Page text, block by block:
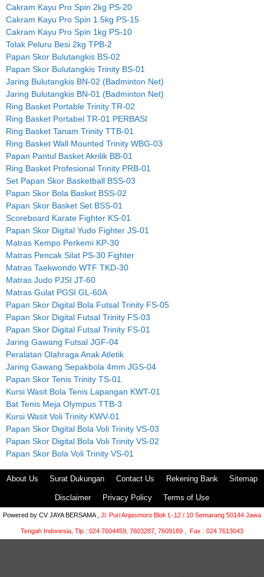
Cakram Kayu Pro Spin 2kg PS-20
Cakram Kayu Pro Spin 1.5kg PS-15
Cakram Kayu Pro Spin 1kg PS-10
Tolak Peluru Besi 2kg TPB-2
Papan Skor Bulutangkis BS-02
Papan Skor Bulutangkis Trinity BS-01
Jaring Bulutangkis BN-02 (Badminton Net)
Jaring Bulutangkis BN-01 (Badminton Net)
Ring Basket Portable Trinity TR-02
Ring Basket Portabel TR-01 PERBASI
Ring Basket Tanam Trinity TTB-01
Ring Basket Wall Mounted Trinity WBG-03
Papan Pantul Basket Akrilik BB-01
Ring Basket Profesional Trinity PRB-01
Set Papan Skor Basketball BSS-03
Papan Skor Bola Basket BSS-02
Papan Skor Basket Set BSS-01
Scoreboard Karate Fighter KS-01
Papan Skor Digital Yudo Fighter JS-01
Matras Kempo Perkemi KP-30
Matras Pencak Silat PS-30 Fighter
Matras Taekwondo WTF TKD-30
Matras Judo PJSI JT-60
Matras Gulat PGSI GL-60A
Papan Skor Digital Bola Futsal Trinity FS-05
Papan Skor Digital Futsal Trinity FS-03
Papan Skor Digital Futsal Trinity FS-01
Jaring Gawang Futsal JGF-04
Peralatan Olahraga Anak Atletik
Jaring Gawang Sepakbola 4mm JGS-04
Papan Skor Tenis Trinity TS-01
Kursi Wasit Bola Tenis Lapangan KWT-01
Bat Tenis Meja Olympus TTB-3
Kursi Wasit Voli Trinity KWV-01
Papan Skor Digital Bola Voli Trinity VS-03
Papan Skor Digital Bola Voli Trinity VS-02
Papan Skor Bola Voli Trinity VS-01
About Us Surat Dukungan Contact Us Rekening Bank Sitemap
Disclaimer Privacy Policy Terms of Use
Powered by CV JAYA BERSAMA , Jl. Puri Anjasmoro Blok L-12 / 10 Semarang 50144 Jawa
Tengah Indonesia, Tlp : 024 7604459, 7603287, 7609189 , Fax : 024 7613043